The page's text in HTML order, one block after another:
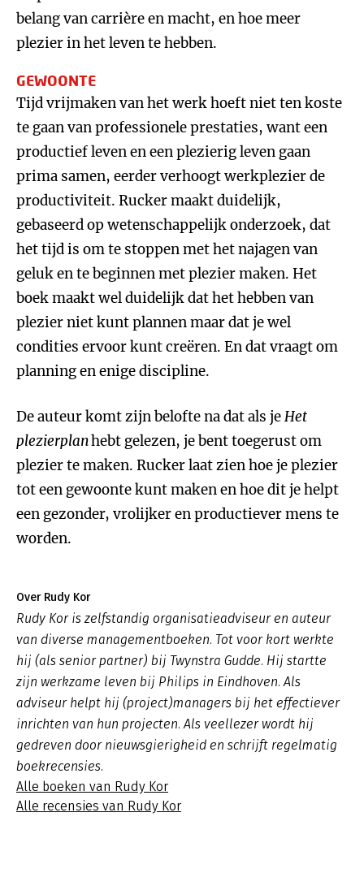
belang van carrière en macht, en hoe meer
plezier in het leven te hebben.
GEWOONTE
Tijd vrijmaken van het werk hoeft niet ten koste
te gaan van professionele prestaties, want een
productief leven en een plezierig leven gaan
prima samen, eerder verhoogt werkplezier de
productiviteit. Rucker maakt duidelijk,
gebaseerd op wetenschappelijk onderzoek, dat
het tijd is om te stoppen met het najagen van
geluk en te beginnen met plezier maken. Het
boek maakt wel duidelijk dat het hebben van
plezier niet kunt plannen maar dat je wel
condities ervoor kunt creëren. En dat vraagt om
planning en enige discipline.
De auteur komt zijn belofte na dat als jeHet
plezierplanhebt gelezen, je bent toegerust om
plezier te maken. Rucker laat zien hoe je plezier
tot een gewoonte kunt maken en hoe dit je helpt
een gezonder, vrolijker en productiever mens te
worden.
Over Rudy Kor
Rudy Kor is zelfstandig organisatieadviseur en auteur
van diverse managementboeken. Tot voor kort werkte
hij (als senior partner) bij Twynstra Gudde. Hij startte
zijn werkzame leven bij Philips in Eindhoven. Als
adviseur helpt hij (project)managers bij het effectiever
inrichten van hun projecten. Als veellezer wordt hij
gedreven door nieuwsgierigheid en schrijft regelmatig
boekrecensies.
Alle boeken van Rudy Kor
Alle recensies van Rudy Kor